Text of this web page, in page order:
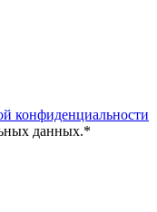
конфиденциальности
данных.*